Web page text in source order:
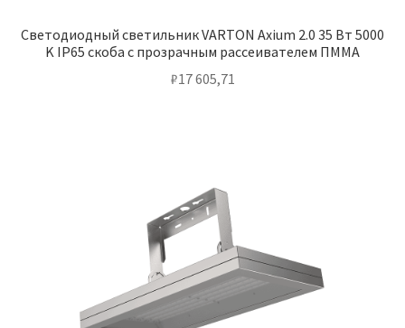
Светодиодный светильник VARTON Axium 2.0 35 Вт 5000
K IP65 скоба с прозрачным рассеивателем ПММА
₽17 605,71